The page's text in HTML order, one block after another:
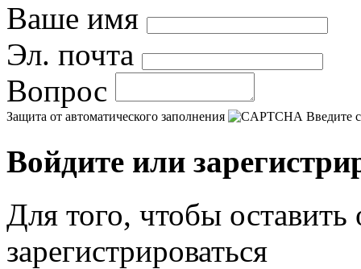
Ваше имя
Эл. почта
Вопрос
Защита от автоматического заполнения Введите
Войдите или
Для того, чтобы
зарегистрироваться